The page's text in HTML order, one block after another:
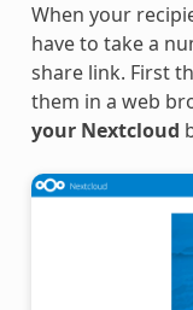
When your
have to take a
share link. First
them in a web
your Nextcloud